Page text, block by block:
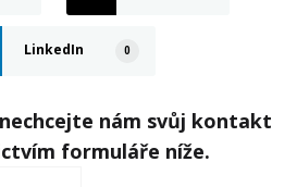
LinkedIn 0
nám svůj kontakt
formuláře níže.